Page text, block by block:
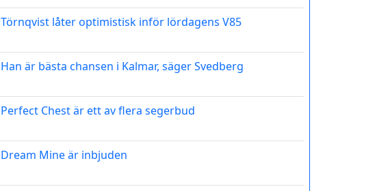
Törnqvist låter optimistisk inför lördagens V85
Han är bästa chansen i Kalmar, säger Svedberg
Perfect Chest är ett av flera segerbud
Dream Mine är inbjuden